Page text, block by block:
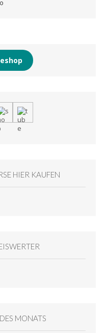
HIER KAUFEN
MONATS